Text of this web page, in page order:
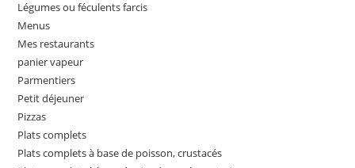
Légumes ou féculents farcis
Menus
Mes restaurants
panier vapeur
Parmentiers
Petit déjeuner
Pizzas
Plats complets
Plats complets à base de poisson, crustacés